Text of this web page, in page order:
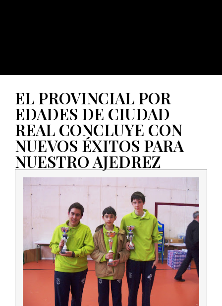
EL PROVINCIAL POR
EDADES DE CIUDAD
REAL CONCLUYE CON
NUEVOS ÉXITOS PARA
NUESTRO AJEDREZ